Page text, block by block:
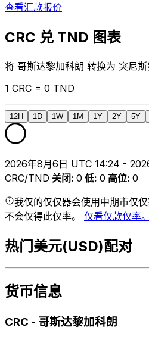
查看汇款报价
CRC 兑 TND 图表
将 哥斯达黎加科朗 转换为 突尼
1 CRC = 0 TND
12H 1D 1W 1M 1Y 2Y 5Y
2026年8月6日 UTC 14:24 -
CRC/TND 关闭: 0 低: 0 高位: 0
我仅的仅仅器会使用中期市仅
不会仅得此仅率。 仅看仅款仅率。
热门美元(USD)配对
货币信息
CRC - 哥斯达黎加科朗